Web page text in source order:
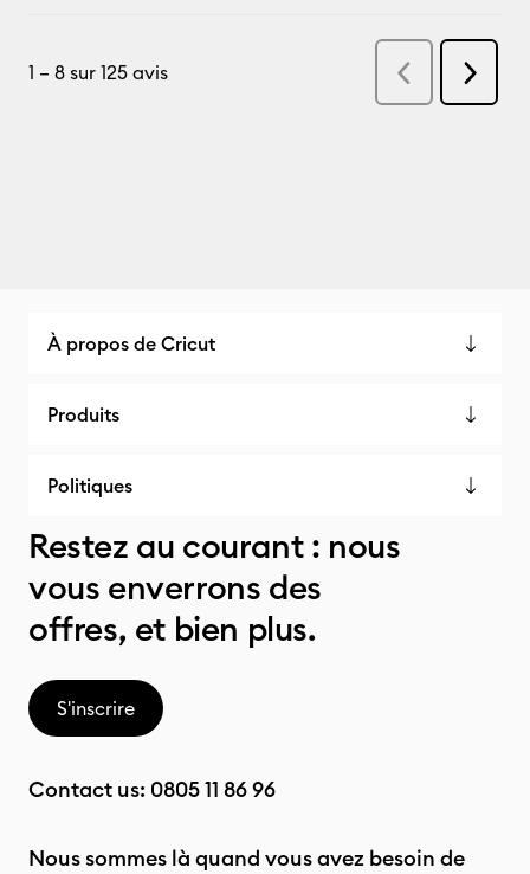
À propos de Cricut
Produits
Politiques
Restez au courant : nous
vous enverrons des
offres, et bien plus.
S'inscrire
Contact us: 0805 11 86 96
Nous sommes là quand vous avez besoin de